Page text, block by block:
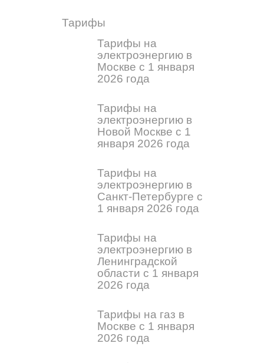
Тарифы
Тарифы на
электроэнергию в
Москве с 1 января
2026 года
Тарифы на
электроэнергию в
Новой Москве с 1
января 2026 года
Тарифы на
электроэнергию в
Санкт-Петербурге с
1 января 2026 года
Тарифы на
электроэнергию в
Ленинградской
области с 1 января
2026 года
Тарифы на газ в
Москве с 1 января
2026 года